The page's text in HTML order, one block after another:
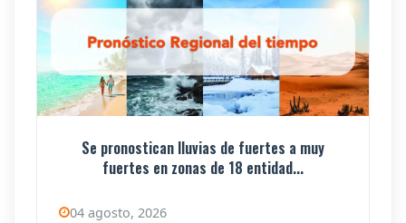
Se pronostican lluvias de fuertes a muy
fuertes en zonas de 18 entidad...
04 agosto, 2026